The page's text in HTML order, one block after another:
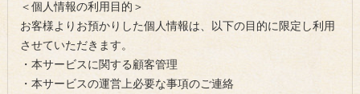
＜個人情報の利用目的＞
お客様よりお預かりした個人情報は、以下の目的に限定し利用
させていただきます。
・本サービスに関する顧客管理
・本サービスの運営上必要な事項のご連絡